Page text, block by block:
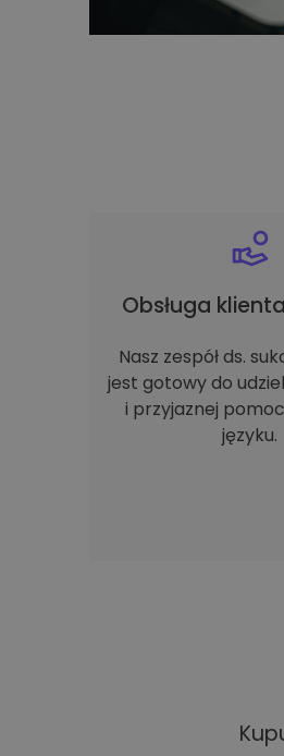
Obsługa
Nasz zespół ds.
jest gotowy do
i przyjaznej
języku.